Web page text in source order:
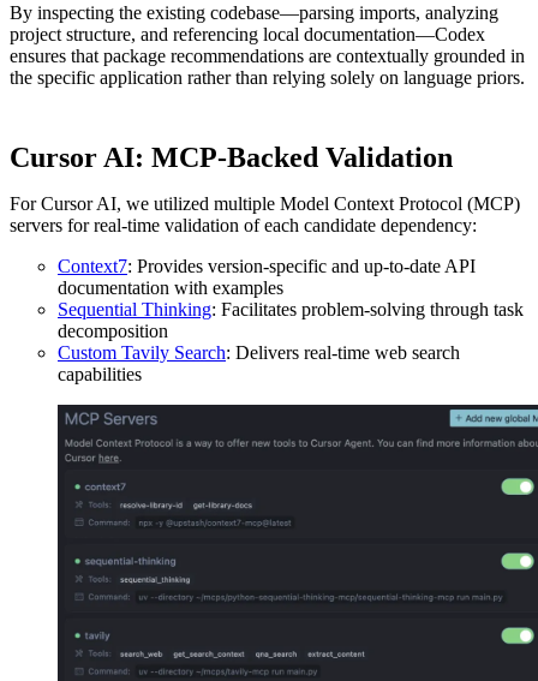
By inspecting the existing codebase—parsing imports, analyzing
project structure, and referencing local documentation—Codex
ensures that package recommendations are contextually grounded in
the specific application rather than relying solely on language priors.
Cursor AI: MCP-Backed Validation
For Cursor AI, we utilized multiple Model Context Protocol (MCP)
servers for real-time validation of each candidate dependency:
Context7: Provides version-specific and up-to-date API
documentation with examples
Sequential Thinking: Facilitates problem-solving through task
decomposition
Custom Tavily Search: Delivers real-time web search
capabilities